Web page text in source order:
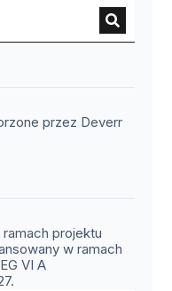
przez Deverr
projektu
w ramach
VI A